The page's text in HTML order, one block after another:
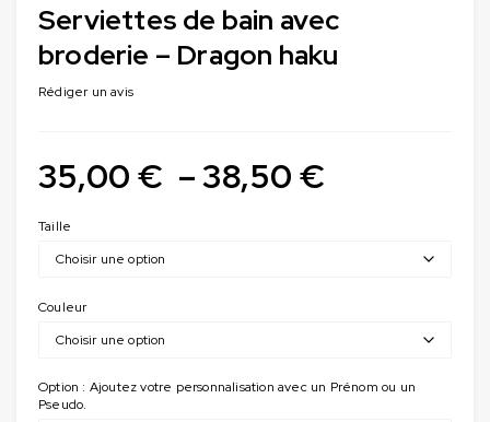
Serviettes de bain avec
broderie – Dragon haku
Rédiger un avis
35,00 € –38,50 €
Taille
Couleur
Option : Ajoutez votre personnalisation avec un Prénom ou un
Pseudo.